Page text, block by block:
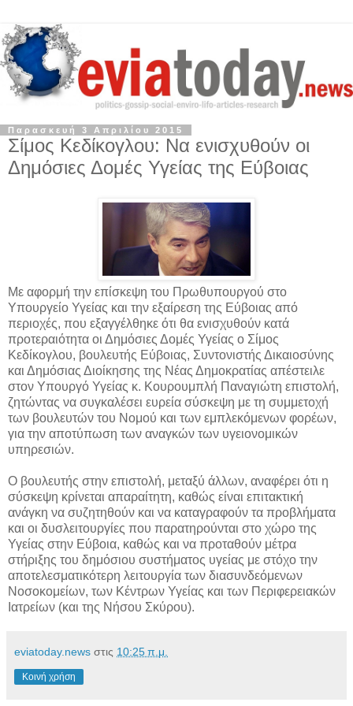
Παρασκευή 3 Απριλίου 2015
Σίμος Κεδίκογλου: Να ενισχυθούν οι
Δημόσιες Δομές Υγείας της Εύβοιας
Με αφορμή την επίσκεψη του Πρωθυπουργού στο
Υπουργείο Υγείας και την εξαίρεση της Εύβοιας από
περιοχές, που εξαγγέλθηκε ότι θα ενισχυθούν κατά
προτεραιότητα οι Δημόσιες Δομές Υγείας ο Σίμος
Κεδίκογλου, βουλευτής Εύβοιας, Συντονιστής Δικαιοσύνης
και Δημόσιας Διοίκησης της Νέας Δημοκρατίας απέστειλε
στον Υπουργό Υγείας κ. Κουρουμπλή Παναγιώτη επιστολή,
ζητώντας να συγκαλέσει ευρεία σύσκεψη με τη συμμετοχή
των βουλευτών του Νομού και των εμπλεκόμενων φορέων,
για την αποτύπωση των αναγκών των υγειονομικών
υπηρεσιών.
Ο βουλευτής στην επιστολή, μεταξύ άλλων, αναφέρει ότι η
σύσκεψη κρίνεται απαραίτητη, καθώς είναι επιτακτική
ανάγκη να συζητηθούν και να καταγραφούν τα προβλήματα
και οι δυσλειτουργίες που παρατηρούνται στο χώρο της
Υγείας στην Εύβοια, καθώς και να προταθούν μέτρα
στήριξης του δημόσιου συστήματος υγείας με στόχο την
αποτελεσματικότερη λειτουργία των διασυνδεόμενων
Νοσοκομείων, των Κέντρων Υγείας και των Περιφερειακών
Ιατρείων (και της Νήσου Σκύρου).
eviatoday.news στις 10:25 π.μ.
Κοινή χρήση